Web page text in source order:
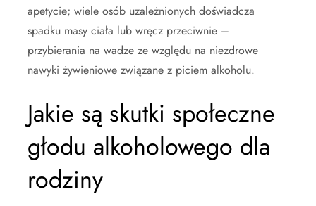
apetycie; wiele osób uzależnionych doświadcza
spadku masy ciała lub wręcz przeciwnie –
przybierania na wadze ze względu na niezdrowe
nawyki żywieniowe związane z piciem alkoholu.
Jakie są skutki społeczne
głodu alkoholowego dla
rodziny